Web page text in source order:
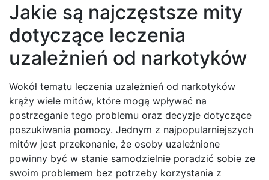
Jakie są najczęstsze mity
dotyczące leczenia
uzależnień od narkotyków
Wokół tematu leczenia uzależnień od narkotyków
krąży wiele mitów, które mogą wpływać na
postrzeganie tego problemu oraz decyzje dotyczące
poszukiwania pomocy. Jednym z najpopularniejszych
mitów jest przekonanie, że osoby uzależnione
powinny być w stanie samodzielnie poradzić sobie ze
swoim problemem bez potrzeby korzystania z